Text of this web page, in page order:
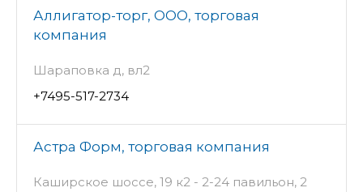
Аллигатор-торг, ООО, торговая
компания
Шараповка д, вл2
+7495-517-2734
Астра Форм, торговая компания
Каширское шоссе, 19 к2 - 2-24 павильон, 2